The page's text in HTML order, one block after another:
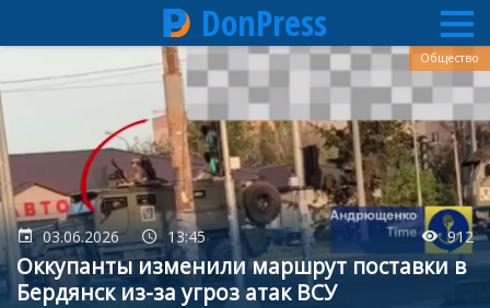
к
основному
содержанию
DonPress
03.06.2026 13:45 912
Оккупанты изменили маршрут поставки в
Бердянск из-за угроз атак ВСУ
Общество